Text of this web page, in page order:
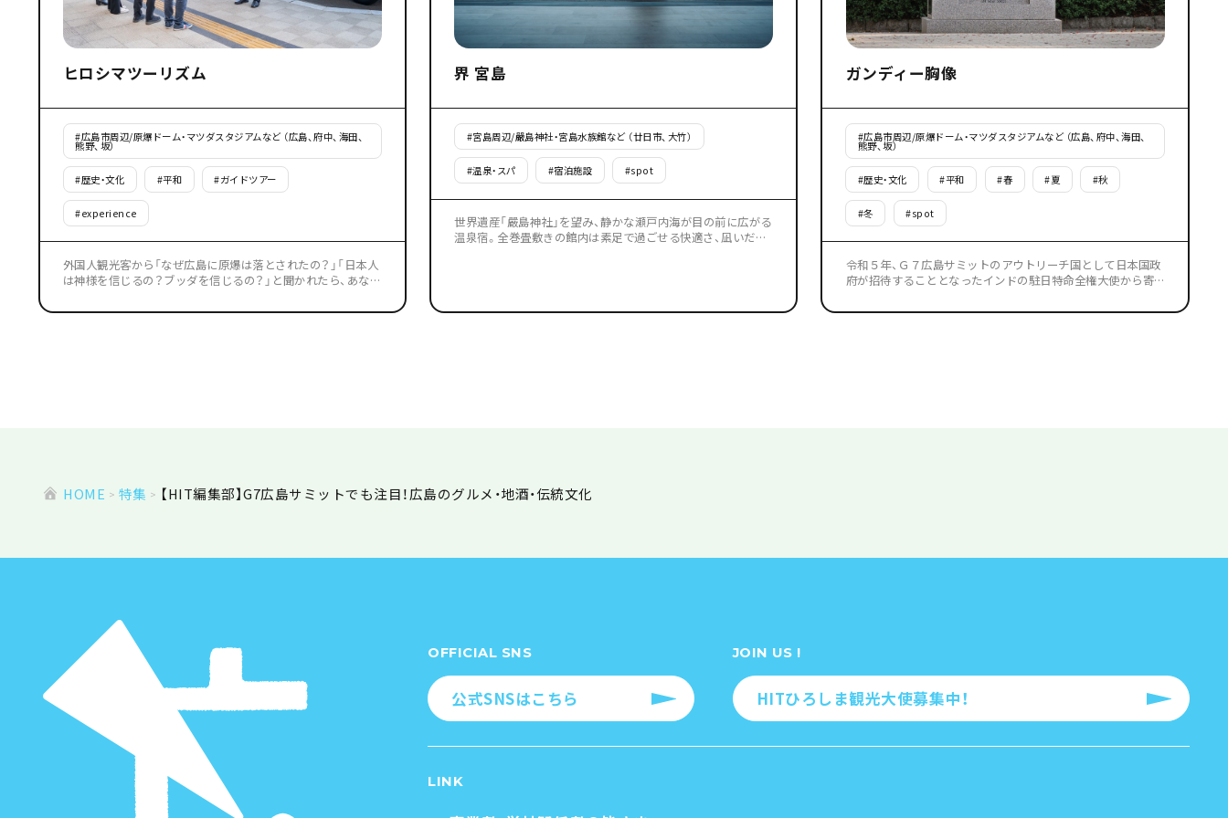
ヒロシマツーリズム
#広島市周辺/原爆ドーム・マツダスタジアムなど （広島、府中、海田、
熊野、坂）
#歴史・文化 #平和 #ガイドツアー
#experience
外国人観光客から「なぜ広島に原爆は落とされたの？」「日本人
は神様を信じるの？ブッダを信じるの？」と聞かれたら、あなた
れながら、国際的視点から平和の大切さ、神社の歴史や日本人
界 宮島
#宮島周辺/嚴島神社・宮島水族館など （廿日市、大竹）
#温泉・スパ #宿泊施設 #spot
世界遺産「嚴島神社」を望み、静かな瀬戸内海が目の前に広がる
温泉宿。全巻畳敷きの館内は素足で過ごせる快適さ、凪いだ海
ガンディー胸像
#広島市周辺/原爆ドーム・マツダスタジアムなど （広島、府中、海田、
熊野、坂）
#歴史・文化 #平和 #春 #夏 #秋
#冬 #spot
令和５年、Ｇ７広島サミットのアウトリーチ国として日本国政
府が招待することとなったインドの駐日特命全権大使から寄
トマ・ガンディーの胸像。 「平和都市」として知られ、人類の回
HOME 特集 【HIT編集部】G7広島サミットでも注目！広島のグルメ・地酒・伝統文化
OFFICIAL SNS
公式SNSはこちら
JOIN US !
HITひろしま観光大使募集中！
LINK